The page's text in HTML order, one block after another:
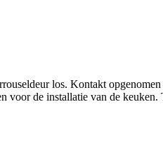
los. Kontakt
voor de installatie van de